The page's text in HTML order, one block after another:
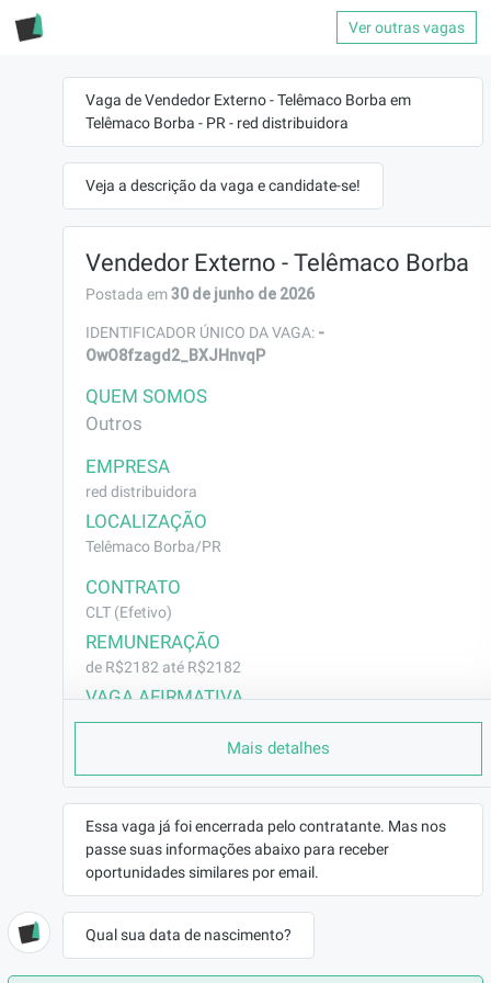
Ver outras vagas
Vaga de Vendedor Externo - Telêmaco Borba em
Telêmaco Borba - PR - red distribuidora
Veja a descrição da vaga e candidate-se!
Vendedor Externo - Telêmaco Borba
Postada em30 de junho de 2026
IDENTIFICADOR ÚNICO DA VAGA: -
OwO8fzagd2_BXJHnvqP
QUEM SOMOS
Outros
EMPRESA
red distribuidora
LOCALIZAÇÃO
Telêmaco Borba/PR
CONTRATO
CLT (Efetivo)
REMUNERAÇÃO
de R$2182 até R$2182
VAGA AFIRMATIVA
Não
RAMO DE ATUAÇÃO
Outros
BENEFÍCIOS
Ajuda de custo para deslocamento;Vale Refeição;Ajuda
de custo para manutenção de veículo;Convênio Médico;
DESCRIÇÃO
Vaga Externa, Região de Telêmaco Borba.
Mais detalhes
Essa vaga já foi encerrada pelo contratante. Mas nos
passe suas informações abaixo para receber
oportunidades similares por email.
Qual sua data de nascimento?